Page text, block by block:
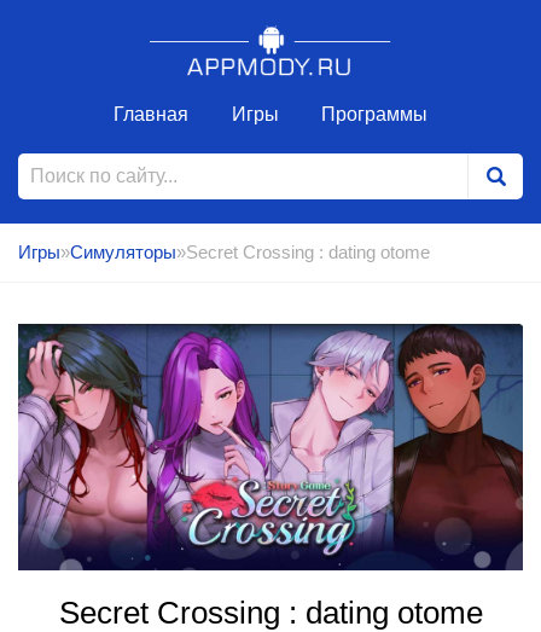
Главная Игры Программы
Игры»Симуляторы»Secret Crossing : dating otome
Secret Crossing : dating otome